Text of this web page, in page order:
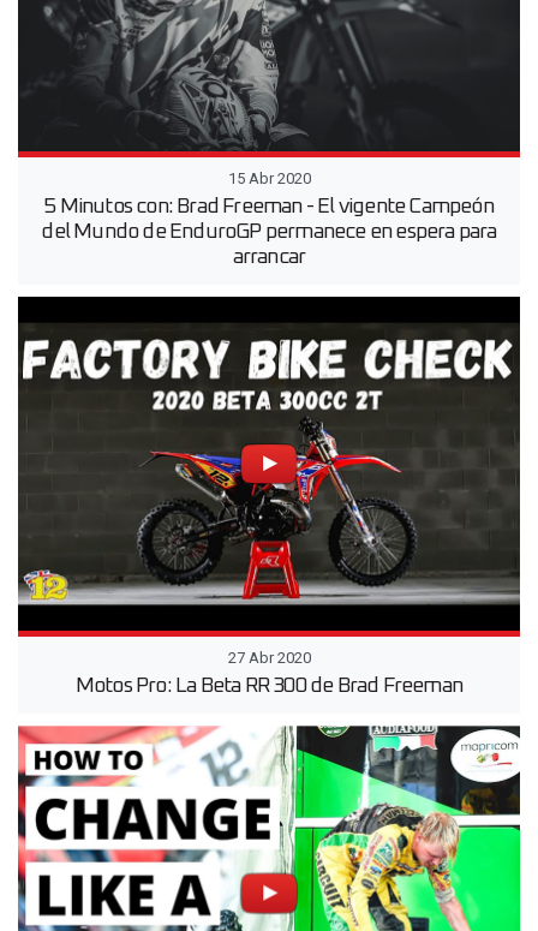
15 Abr 2020
5 Minutos con: Brad Freeman - El vigente Campeón
del Mundo de EnduroGP permanece en espera para
arrancar
27 Abr 2020
Motos Pro: La Beta RR 300 de Brad Freeman